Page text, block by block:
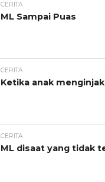
CERITA
ML Sampai Puas
CERITA
Ketika anak
CERITA
ML disaat yang tidak